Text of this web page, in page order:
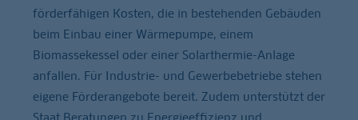
förderfähigen Kosten, die in bestehenden Gebäuden
beim Einbau einer Wärmepumpe, einem
Biomassekessel oder einer Solarthermie-Anlage
anfallen. Für Industrie- und Gewerbebetriebe stehen
eigene Förderangebote bereit. Zudem unterstützt der
Staat Beratungen zu Energieeffizienz und